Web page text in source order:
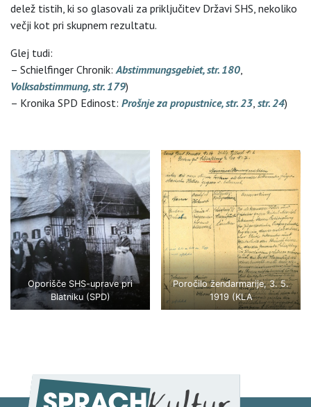
delež tistih, ki so glasovali za priključitev Državi SHS, nekoliko
večji kot pri skupnem rezultatu.
Glej tudi:
– Schielfinger Chronik: Abstimmungsgebiet, str. 180
Volksabstimmung, str. 179)
– Kronika SPD Edinost: Prošnje za propustnice, str. 23 str. 24)
Oporišče SHS-uprave pri
Blatniku (SPD)
Poročilo žendarmarije, 3. 5.
1919 (KLA